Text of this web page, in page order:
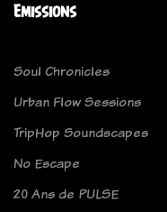
Emissions
Soul Chronicles
Urban Flow Sessions
TripHop Soundscapes
No Escape
20 Ans de PULSE